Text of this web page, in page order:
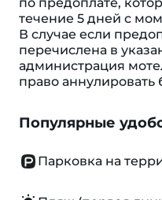
течение 5 дней с
В случае если
перечислена в
администрация
право
Популярные
Парковка на